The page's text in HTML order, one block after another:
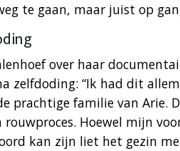
te gaan, maar juist op
over haar
zelfdoding: “Ik had dit
prachtige familie van Arie.
Hoewel mijn
kan zijn liet het gezin